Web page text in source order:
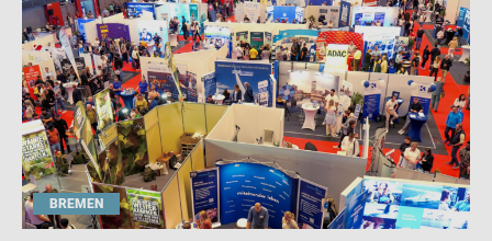
BREMEN